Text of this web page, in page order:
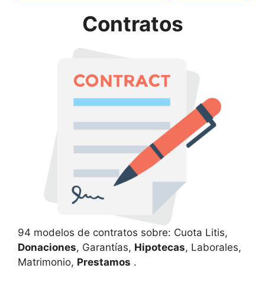
Contratos
94 modelos de contratos sobre: Cuota Litis,
Donaciones, Garantías, Hipotecas, Laborales,
Matrimonio, Prestamos .